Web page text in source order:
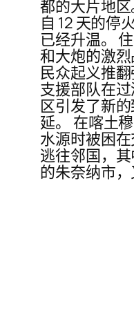
都的大片地
自 12 天的停
已经升温。
和大炮的激
民众起义推
支援部队在
区引发了新
延。 在喀土
水源时被困
逃往邻国，
的朱奈纳市